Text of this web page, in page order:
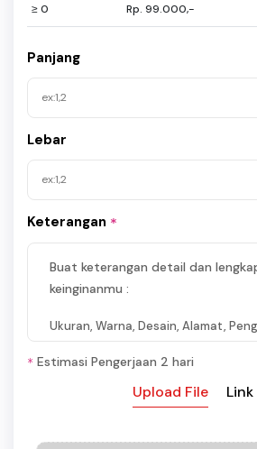
≥ 0 Rp. 99.000,-
Panjang
Lebar
Keterangan *
Buat keterangan detail dan
keinginanmu :
Ukuran, Warna, Desain, Alamat,
* Estimasi Pengerjaan 2 hari
Upload File Link